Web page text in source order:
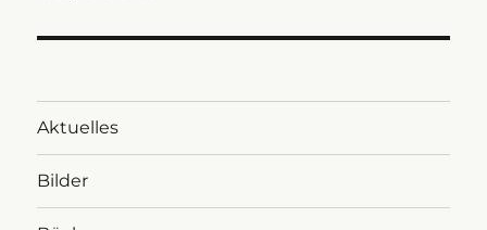
Aktuelles
Bilder